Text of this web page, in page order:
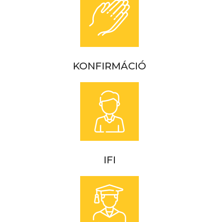
KONFIRMÁCIÓ
IFI